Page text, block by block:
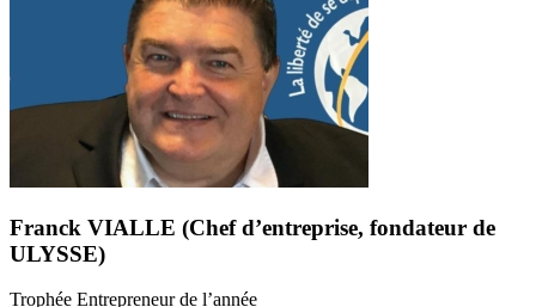
Franck VIALLE (Chef d’entreprise, fondateur de
ULYSSE)
Trophée Entrepreneur de l’année